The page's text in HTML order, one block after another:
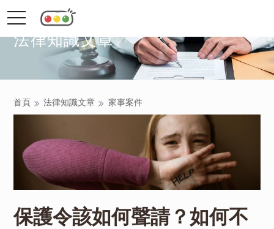
toggle
法律知識文章
首頁 法律知識文章 家事案件
保護令該如何聲請？如何不